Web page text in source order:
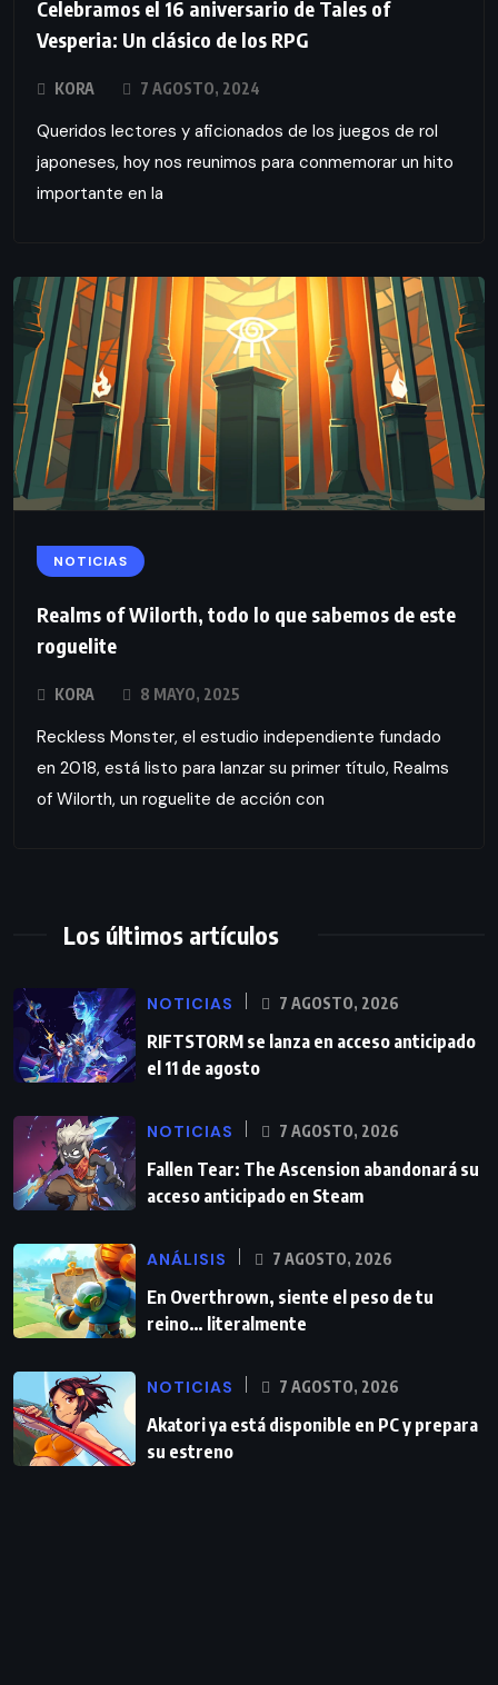
Celebramos el 16 aniversario de Tales of
Vesperia: Un clásico de los RPG
KORA 7 AGOSTO, 2024
Queridos lectores y aficionados de los juegos de rol
japoneses, hoy nos reunimos para conmemorar un hito
importante en la
NOTICIAS
Realms of Wilorth, todo lo que sabemos de este
roguelite
KORA 8 MAYO, 2025
Reckless Monster, el estudio independiente fundado
en 2018, está listo para lanzar su primer título, Realms
of Wilorth, un roguelite de acción con
Los últimos artículos
NOTICIAS 7 AGOSTO, 2026
RIFTSTORM se lanza en acceso anticipado
el 11 de agosto
NOTICIAS 7 AGOSTO, 2026
Fallen Tear: The Ascension abandonará su
acceso anticipado en Steam
ANÁLISIS 7 AGOSTO, 2026
En Overthrown, siente el peso de tu
reino… literalmente
NOTICIAS 7 AGOSTO, 2026
Akatori ya está disponible en PC y prepara
su estreno